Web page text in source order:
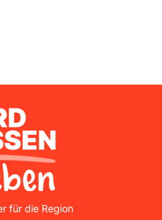
für die Region